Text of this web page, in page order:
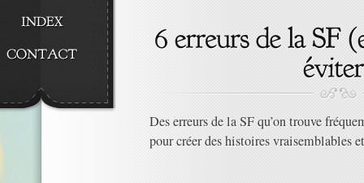
Des erreurs de la SF qu’on trouve
pour créer des histoires vraisemblables